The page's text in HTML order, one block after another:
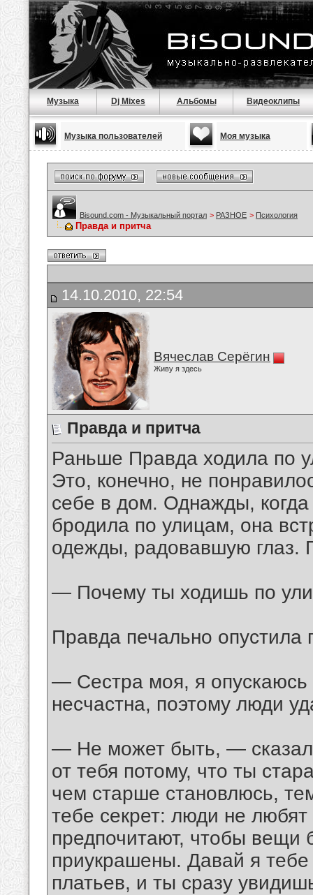
Музыка Dj Mixes Альбомы Видеоклипы
Музыка пользователей Моя музыка
Bisound.com - Музыкальный портал > РАЗНОЕ > Психология
Правда и притча
14.10.2010, 22:54
Вячеслав Серёгин
Живу я здесь
Правда и притча
Раньше Правда ходила по
Это, конечно, не
себе в дом. Однажды, когда
бродила по улицам, она
одежды, радовавшую глаз.
— Почему ты ходишь по
Правда печально опустила
— Сестра моя, я
несчастна, поэтому люди
— Не может быть, —
от тебя потому, что ты
чем старше становлюсь,
тебе секрет: люди не
предпочитают, чтобы вещи
приукрашены. Давай я тебе
платьев, и ты сразу